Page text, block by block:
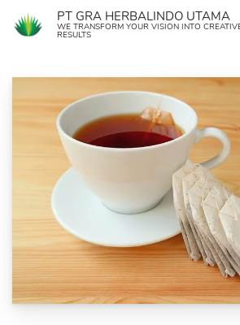
PT GRA HERBALINDO UTAMA
WE TRANSFORM YOUR VISION INTO
RESULTS